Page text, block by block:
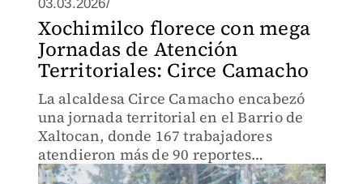
03.03.2026/
Xochimilco florece con mega
Jornadas de Atención
Territoriales: Circe Camacho
La alcaldesa Circe Camacho encabezó
una jornada territorial en el Barrio de
Xaltocan, donde 167 trabajadores
atendieron más de 90 reportes
ciudadanos en un solo día.